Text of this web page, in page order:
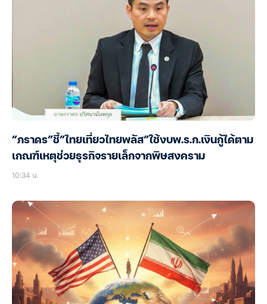
“ภราดร”ชี้”ไทยเที่ยวไทยพลัส”ใช้งบพ.ร.ก.เงินกู้ได้ตาม
เกณฑ์เหตุช่วยธุรกิจรายเล็กจากพิษสงคราม
10:34 น.